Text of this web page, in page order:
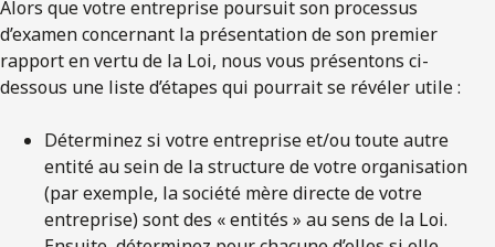
Alors que votre entreprise poursuit son processus
d’examen concernant la présentation de son premier
rapport en vertu de la Loi, nous vous présentons ci-
dessous une liste d’étapes qui pourrait se révéler utile :
Déterminez si votre entreprise et/ou toute autre
entité au sein de la structure de votre organisation
(par exemple, la société mère directe de votre
entreprise) sont des « entités » au sens de la Loi.